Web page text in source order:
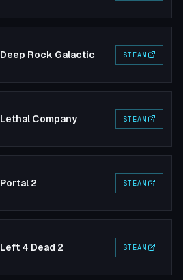
Deep Rock Galactic STEAM
Lethal Company STEAM
Portal 2 STEAM
Left 4 Dead 2 STEAM